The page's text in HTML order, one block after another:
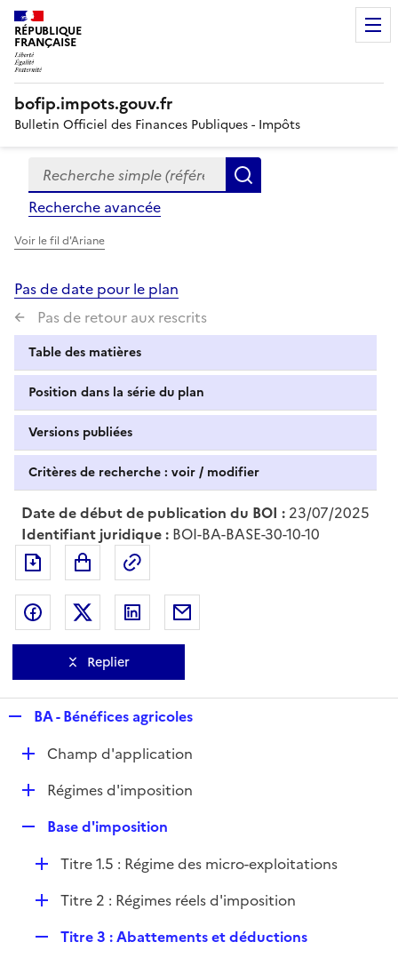
RÉPUBLIQUE
FRANÇAISE
bofip.impots.gouv.fr
Bulletin Officiel des Finances Publiques - Impôts
Formulaire
de
recherche
Recherche simple (références, mots clés, partie du
Recherche avancée
Voir le fil d'Ariane
Pas de date pour le plan
Pas de retour aux rescrits
Table des matières
Position dans la série du plan
Versions publiées
Critères de recherche : voir / modifier
Date de début de publication du BOI : 23/07/2025
Identifiant juridique : BOI-BA-BASE-30-10-10
Exporter le document au format pdf
Partager sur Facebook
Partager sur Twitter
Partager sur LinkedIn
Replier
p
l
i
e
BA - Bénéfices agricoles
D
e
Champ d'application
D
l
i
e
Régimes d'imposition
p
l
i
e
Base d'imposition
DTitre 1.5 : Régime des micro-exploitations
DTitre 2 : Régimes réels d'imposition
Titre 3 : Abattements et déductions